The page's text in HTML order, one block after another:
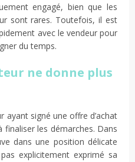
engagé, bien que les
sont rares. Toutefois, il est
avec le vendeur pour
du temps.
ne donne plus
ayant signé une offre d’achat
les démarches. Dans
dans une position délicate
explicitement exprimé sa